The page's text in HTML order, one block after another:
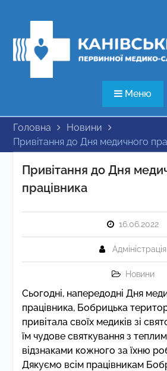
Меню
Головна
Новини
Привітання до Дня медичного
Привітання до Дня
працівника
16.06.2022
Адміністрація
Новини
Сьогодні, напередодні Дня
працівника, Бобрицька
привітала своїх медиків зі
їм чудове святкування з
відзнаками кожного за їхню
Дякуємо всім працівникам